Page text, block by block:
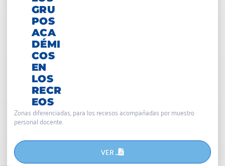
GRU
POS
ACA
DÉMI
COS
EN
LOS
RECR
EOS
Zonas diferenciadas, para los recesos acompañadas por muestro
personal docente.
VER ...